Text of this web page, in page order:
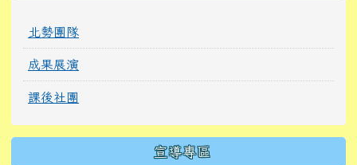
北勢團隊
成果展演
課後社團
宣導專區